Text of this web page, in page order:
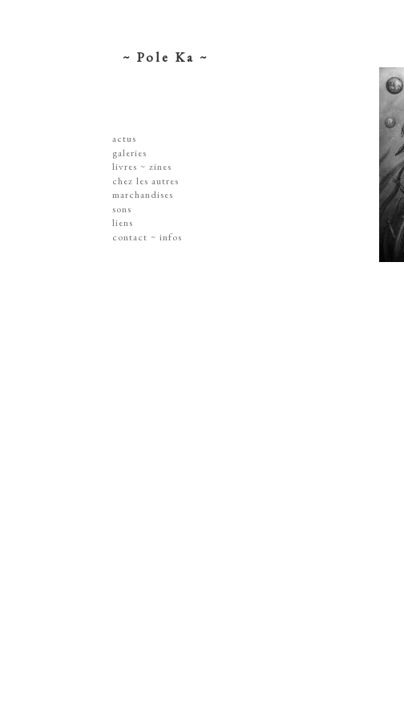
~ Pole Ka ~
actus
galeries
dessins ~ illustrations
affiches ~ concerts ~ disques
gravures
peintures
dissections ~ découpes
jouets ~ objets
livres ~ zines
chez les autres
marchandises
sérigraphies
livres & zines
gravures
sons
liens
contact ~ infos